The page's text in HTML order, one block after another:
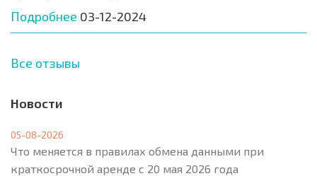
Подробнее 03-12-2024
Все отзывы
Новости
05-08-2026
Что меняется в правилах обмена данными при
краткосрочной аренде с 20 мая 2026 года